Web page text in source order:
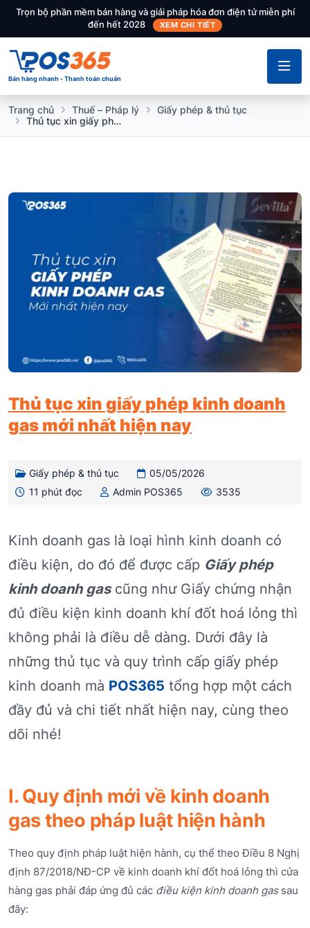
Trọn bộ phần mềm bán hàng và giải pháp hóa đơn điện tử miễn phí
đến hết 2028
XEM CHI TIẾT
Bán hàng nhanh - Thanh toán chuẩn
Trang chủ Thuế – Pháp lý
Giấy phép & thủ tục
Thủ tục xin giấy phép kinh doanh gas mới nhất hiện nay
Thủ tục xin giấy phép kinh doanh
gas mới nhất hiện nay
Giấy phép & thủ tục
05/05/2026
11 phút đọc
Admin POS365 3535
Kinh doanh gas là loại hình kinh doanh có
điều kiện, do đó để được cấp Giấy phép
kinh doanh gascũng như Giấy chứng nhận
đủ điều kiện kinh doanh khí đốt hoá lỏng thì
không phải là điều dễ dàng. Dưới đây là
những thủ tục và quy trình cấp giấy phép
kinh doanh mà POS365 tổng hợp một cách
đầy đủ và chi tiết nhất hiện nay, cùng theo
dõi nhé!
I. Quy định mới về kinh doanh
gas theo pháp luật hiện hành
Theo quy định pháp luật hiện hành, cụ thể theo Điều 8 Nghị
định 87/2018/NĐ-CP về kinh doanh khí đốt hoá lỏng thì cửa
hàng gas phải đáp ứng đủ các điều kiện kinh doanh gassau
đây: